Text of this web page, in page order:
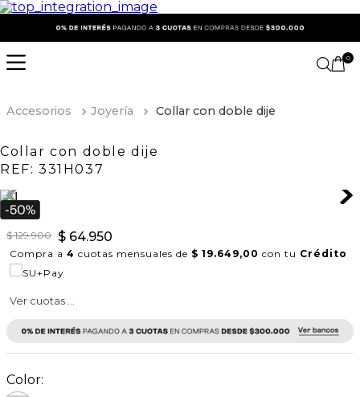
0
Accesorios Joyería Collar con doble dije
Collar con doble dije
REF: 331H037
$ 129.900 $ 64.950
Compra a 4 cuotas mensuales de $ 19.649,00 con tu Crédito
Ver cuotas ...